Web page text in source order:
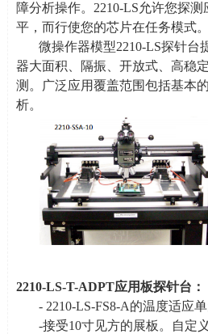
障分析操作。 2210-LS允许您探测
平，而行使您的芯片在任务模式。
微操作器模型2210-LS探针台
器大面积、隔振、开放式、高稳
测。广泛应用覆盖范围包括基本
析。
2210-LS-T-ADPT应用板探针台：
- 2210-LS-FS8-A的温度适应单
-接受10寸见方的展板。自定